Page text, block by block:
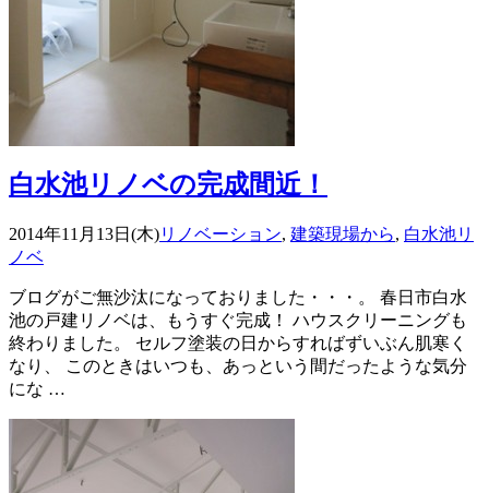
白水池リノベの完成間近！
2014年11月13日(木)リノベーション, 建築現場から, 白水池リ
ノベ
ブログがご無沙汰になっておりました・・・。 春日市白水
池の戸建リノベは、もうすぐ完成！ ハウスクリーニングも
終わりました。 セルフ塗装の日からすればずいぶん肌寒く
なり、 このときはいつも、あっという間だったような気分
にな …